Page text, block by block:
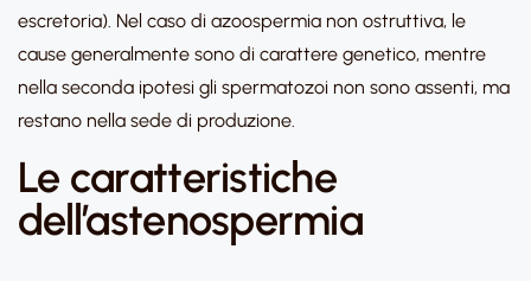
escretoria). Nel caso di azoospermia non ostruttiva, le
cause generalmente sono di carattere genetico, mentre
nella seconda ipotesi gli spermatozoi non sono assenti, ma
restano nella sede di produzione.
Le caratteristiche
dell’astenospermia